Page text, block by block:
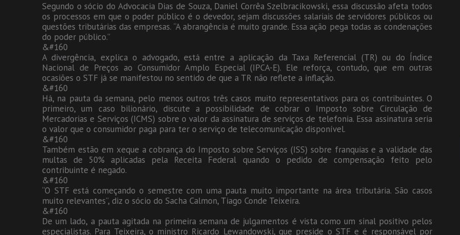
Segundo o sócio do Advocacia Dias de Souza, Daniel Corrêa Szelbracikowski, essa discussão afeta todos
os processos em que o poder público é o devedor, sejam discussões salariais de servidores públicos ou
questões tributárias das empresas. “A abrangência é muito grande. Essa ação pega todas as condenações
do poder público.”
&#160
A divergência, explica o advogado, está entre a aplicação da Taxa Referencial (TR) ou do Índice
Nacional de Preços ao Consumidor Amplo Especial (IPCA-E). Ele reforça, contudo, que em outras
ocasiões o STF já se manifestou no sentido de que a TR não reflete a inflação.
&#160
Há, na pauta da semana, pelo menos outros três casos muito representativos para os contribuintes. O
primeiro, um caso bilionário, discute a possibilidade de cobrar o Imposto sobre Circulação de
Mercadorias e Serviços (ICMS) sobre o valor da assinatura de serviços de telefonia. Essa assinatura seria
o valor que o consumidor paga para ter o serviço de telecomunicação disponível.
&#160
Também estão em xeque a cobrança do Imposto sobre Serviços (ISS) sobre franquias e a validade das
multas de 50% aplicadas pela Receita Federal quando o pedido de compensação feito pelo
contribuinte é negado.
&#160
“O STF está começando o semestre com uma pauta muito importante na área tributária. São casos
muito relevantes”, diz o sócio do Sacha Calmon, Tiago Conde Teixeira.
&#160
De um lado, a pauta agitada na primeira semana de julgamentos é vista como um sinal positivo pelos
especialistas. Para Teixeira, o ministro Ricardo Lewandowski, que preside o STF e é responsável por